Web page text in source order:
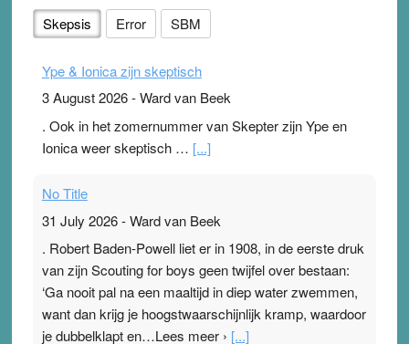
Skepsis Error SBM
Ype & Ionica zijn skeptisch
3 August 2026-Ward van Beek
. Ook in het zomernummer van Skepter zijn Ype en
Ionica weer skeptisch … [...]
No Title
31 July 2026-Ward van Beek
. Robert Baden-Powell liet er in 1908, in de eerste druk
van zijn Scouting for boys geen twijfel over bestaan:
‘Ga nooit pal na een maaltijd in diep water zwemmen,
want dan krijg je hoogstwaarschijnlijk kramp, waardoor
je dubbelklapt en…Lees meer › [...]